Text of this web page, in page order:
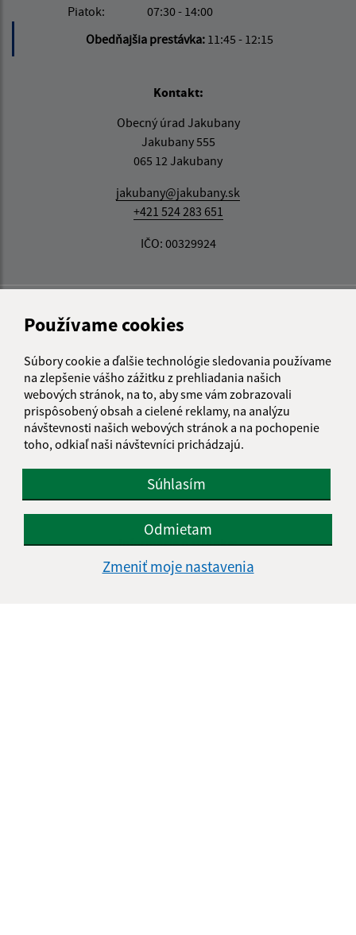
Používame cookies
Súbory cookie a ďalšie technológie sledovania používame
na zlepšenie vášho zážitku z prehliadania našich
webových stránok, na to, aby sme vám zobrazovali
prispôsobený obsah a cielené reklamy, na analýzu
návštevnosti našich webových stránok a na pochopenie
toho, odkiaľ naši návštevníci prichádzajú.
Súhlasím
Odmietam
Zmeniť moje nastavenia
Piatok:
07:30 - 14:00
Obedňajšia prestávka: 11:45 - 12:15
Kontakt:
Obecný úrad Jakubany
Jakubany 555
065 12 Jakubany
jakubany@jakubany.sk
+421 524 283 651
IČO: 00329924
Informácie o stránke:
Vyhlásenie o prístupnosti